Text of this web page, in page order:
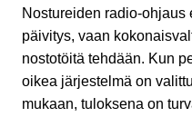
Nostureiden radio-
päivitys, vaan
nostotöitä tehdään. Kun
oikea järjestelmä on
mukaan, tuloksena on